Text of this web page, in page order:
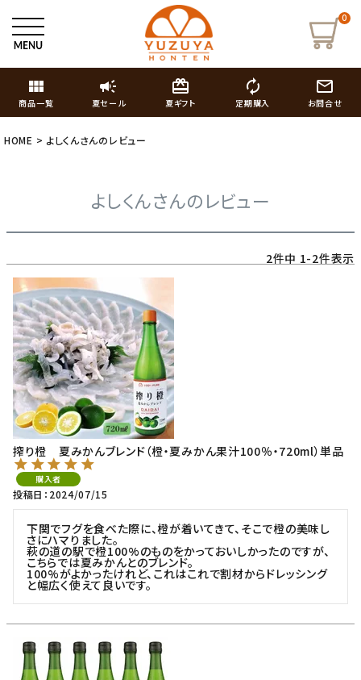
0
view_module
商品一覧
campaign
夏セール
card_giftcard
夏ギフト
autorenew
定期購入
mail_outline
お問合せ
HOME よしくんさんのレビュー
よしくんさんのレビュー
2件中 1-2件表示
搾り橙 夏みかんブレンド（橙・夏みかん果汁100％・720ml）単品
購入者
投稿日 2024/07/15
下関でフグを食べた際に、橙が着いてきて、そこで橙の美味し
さにハマりました。
萩の道の駅で橙100%のものをかっておいしかったのですが、
こちらでは夏みかんとのブレンド。
100%がよかったけれど、これはこれで割材からドレッシング
と幅広く使えて良いです。